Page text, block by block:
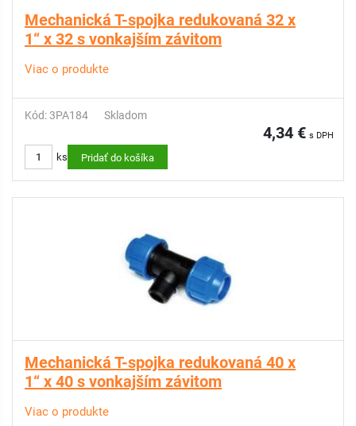
Mechanická T-spojka redukovaná 32 x
1“ x 32 s vonkajším závitom
Viac o produkte
Kód: 3PA184 Skladom
4,34 € s DPH
ks Pridať do košíka
Mechanická T-spojka redukovaná 40 x
1“ x 40 s vonkajším závitom
Viac o produkte